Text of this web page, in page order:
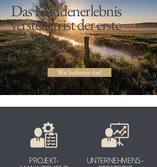
Das Kundenerlebnis
verstehen ist der erste
Schritt...
Was bedeutet das?
PROJEKT-
UNTERNEHMENS-